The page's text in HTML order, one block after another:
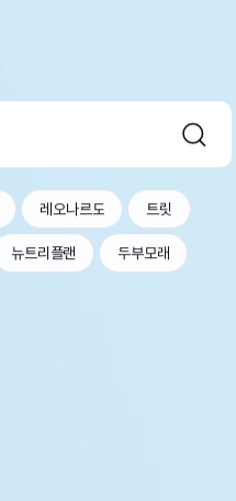
레오나르도 트릿
뉴트리플랜 두부모래